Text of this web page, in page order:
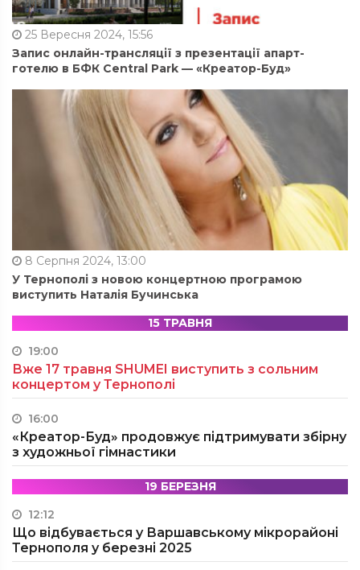
25 Вересня 2024, 15:56
Запис онлайн-трансляції з презентації апарт-
готелю в БФК Central Park — «Креатор-Буд»
8 Серпня 2024, 13:00
У Тернополі з новою концертною програмою
виступить Наталія Бучинська
15 ТРАВНЯ
19:00
Вже 17 травня SHUMEI виступить з сольним
концертом у Тернополі
16:00
«Креатор-Буд» продовжує підтримувати збірну
з художньої гімнастики
19 БЕРЕЗНЯ
12:12
Що відбувається у Варшавському мікрорайоні
Тернополя у березні 2025